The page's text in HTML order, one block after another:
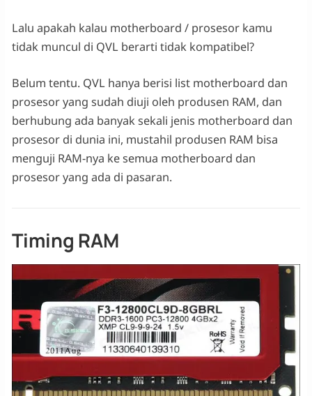
Lalu apakah kalau motherboard / prosesor kamu
tidak muncul di QVL berarti tidak kompatibel?
Belum tentu. QVL hanya berisi list motherboard dan
prosesor yang sudah diuji oleh produsen RAM, dan
berhubung ada banyak sekali jenis motherboard dan
prosesor di dunia ini, mustahil produsen RAM bisa
menguji RAM-nya ke semua motherboard dan
prosesor yang ada di pasaran.
Timing RAM